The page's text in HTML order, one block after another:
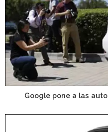
Google pone a las